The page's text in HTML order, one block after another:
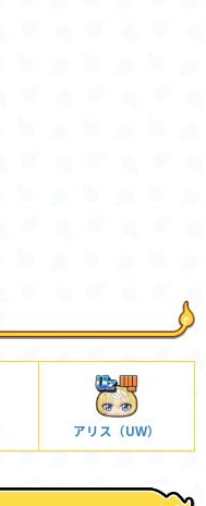
アリス（UW）